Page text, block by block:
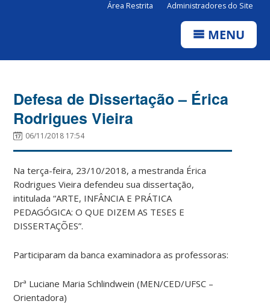
Área Restrita Administradores do Site
MENU
Defesa de Dissertação – Érica
Rodrigues Vieira
06/11/2018 17:54
Na terça-feira, 23/10/2018, a mestranda Érica
Rodrigues Vieira defendeu sua dissertação,
intitulada “ARTE, INFÂNCIA E PRÁTICA
PEDAGÓGICA: O QUE DIZEM AS TESES E
DISSERTAÇÕES”.
Participaram da banca examinadora as professoras:
Drª Luciane Maria Schlindwein (MEN/CED/UFSC –
Orientadora)